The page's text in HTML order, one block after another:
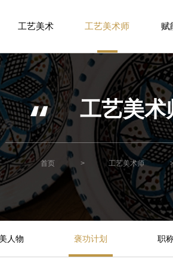
工艺美术 工艺美术师 赋
工艺美术
首页 > 工艺美术师
人物 褒功计划 职